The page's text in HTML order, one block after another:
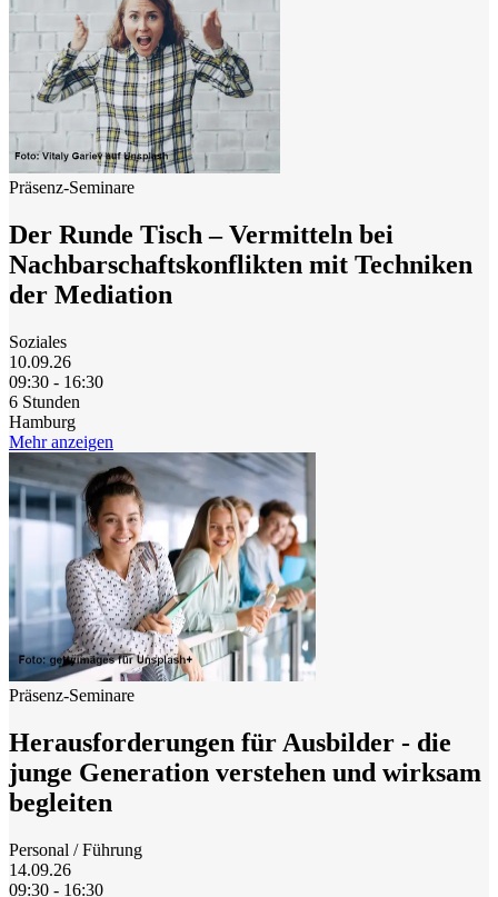
Präsenz-Seminare
Der Runde Tisch – Vermitteln bei
Nachbarschaftskonflikten mit Techniken
der Mediation
Soziales
10.09.26
09:30 - 16:30
6 Stunden
Hamburg
Mehr anzeigen
Präsenz-Seminare
Herausforderungen für Ausbilder - die
junge Generation verstehen und wirksam
begleiten
Personal / Führung
14.09.26
09:30 - 16:30